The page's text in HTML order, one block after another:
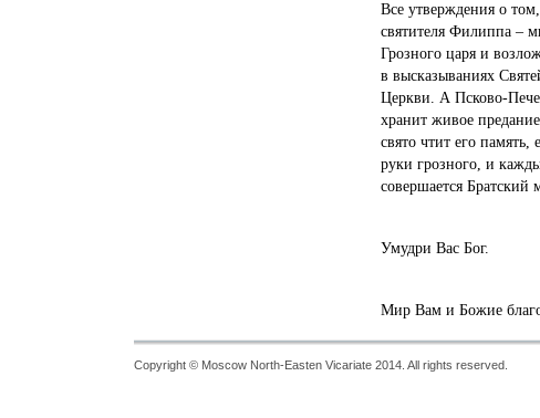
Все утверждения о
святителя Филиппа –
Грозного царя и
в высказываниях
Церкви. А Псково-
хранит живое
свято чтит его
руки грозного, и
совершается Братский
Умудри Вас Бог.
Мир Вам и Божие
Copyright © Moscow North-Easten Vicariate 2014. All rights reserved.